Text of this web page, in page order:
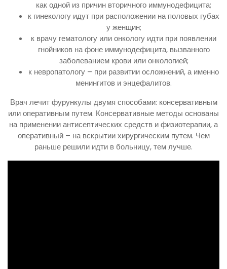
как одной из причин вторичного иммунодефицита;
к гинекологу идут при расположении на половых губах
у женщин;
к врачу гематологу или онкологу идти при появлении
гнойников на фоне иммунодефицита, вызванного
заболеванием крови или онкологией;
к невропатологу – при развитии осложнений, а именно
менингитов и энцефалитов.
Врач лечит фурункулы двумя способами: консервативным
или оперативным путем. Консервативные методы основаны
на применении антисептических средств и физиотерапии, а
оперативный – на вскрытии хирургическим путем. Чем
раньше решили идти в больницу, тем лучше.